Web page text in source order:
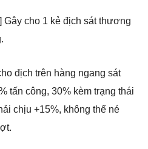
Gây cho 1 kẻ địch sát thương
địch trên hàng ngang sát
tấn công, 30% kèm trạng thái
chịu +15%, không thể né